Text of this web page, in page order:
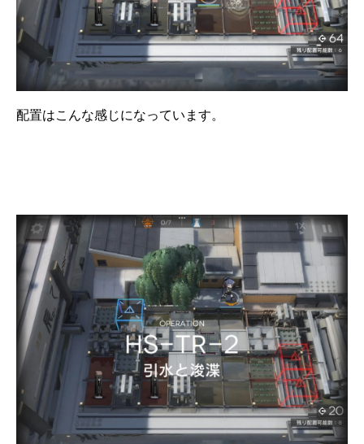
配置はこんな感じになっています。